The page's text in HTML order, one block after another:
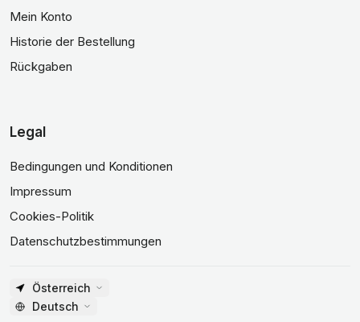
Mein Konto
Historie der Bestellung
Rückgaben
Legal
Bedingungen und Konditionen
Impressum
Cookies-Politik
Datenschutzbestimmungen
Österreich
Deutsch